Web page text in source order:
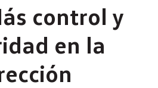
control y
en la